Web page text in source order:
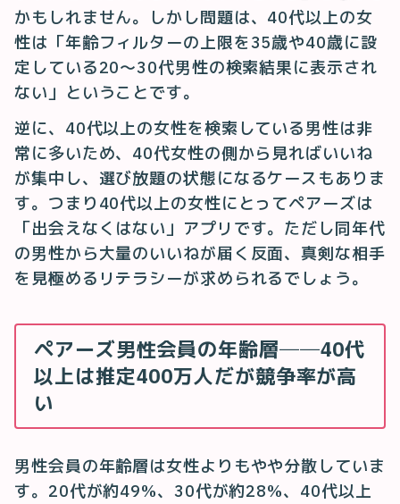
かもしれません。しかし問題は、40代以上の女
性は「年齢フィルターの上限を35歳や40歳に設
定している20〜30代男性の検索結果に表示され
ない」ということです。
逆に、40代以上の女性を検索している男性は非
常に多いため、40代女性の側から見ればいいね
が集中し、選び放題の状態になるケースもありま
す。つまり40代以上の女性にとってペアーズは
「出会えなくはない」アプリです。ただし同年代
の男性から大量のいいねが届く反面、真剣な相手
を見極めるリテラシーが求められるでしょう。
ペアーズ男性会員の年齢層──40代
以上は推定400万人だが競争率が高
い
男性会員の年齢層は女性よりもやや分散していま
す。20代が約49%、30代が約28%、40代以上